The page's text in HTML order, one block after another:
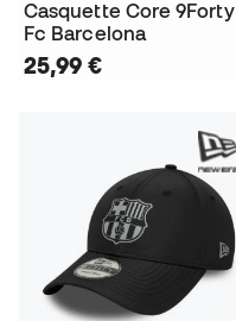
Casquette Core 9Forty
Fc Barcelona
25,99 €